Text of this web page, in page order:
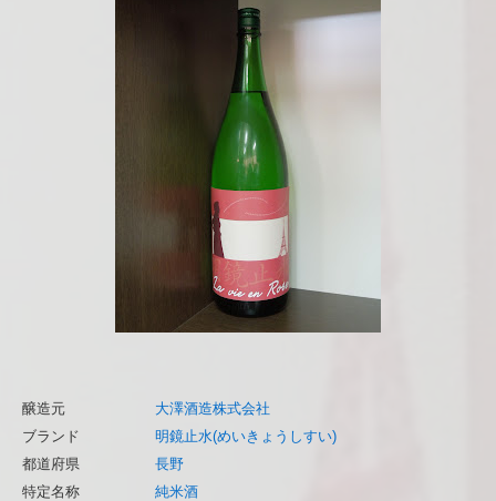
醸造元
大澤酒造株式会社
ブランド
明鏡止水(めいきょうしすい)
都道府県
長野
特定名称
純米酒